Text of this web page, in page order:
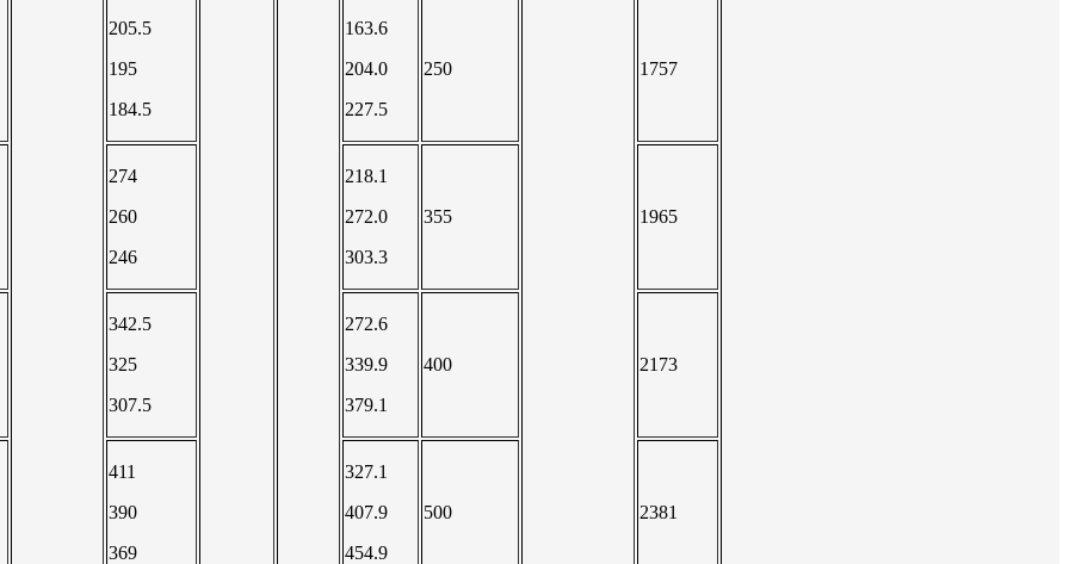
205.5
195
184.5
163.6
204.0
227.5
250 1757
274
260
246
218.1
272.0
303.3
355 1965
342.5
325
307.5
272.6
339.9
379.1
400 2173
411
390
369
327.1
407.9
454.9
500 2381